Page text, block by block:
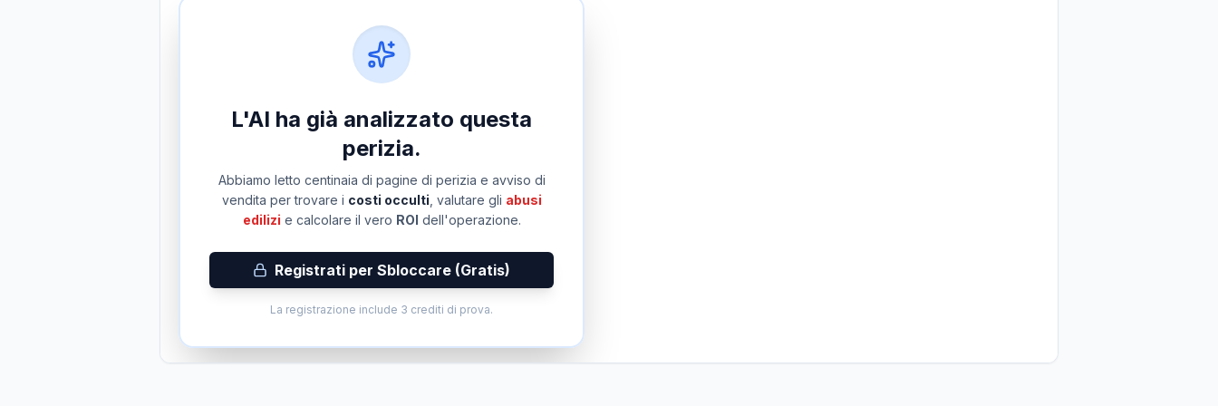
L'AI ha già analizzato questa
perizia.
Abbiamo letto centinaia di pagine di perizia e avviso di
vendita per trovare i costi occulti , valutare gli abusi
edilizi e calcolare il vero ROI dell'operazione.
Registrati per Sbloccare (Gratis)
La registrazione include 3 crediti di prova.